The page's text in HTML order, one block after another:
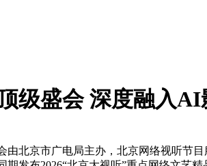
级盛会 深度融入
北京市广电局主办，北京网络视听节